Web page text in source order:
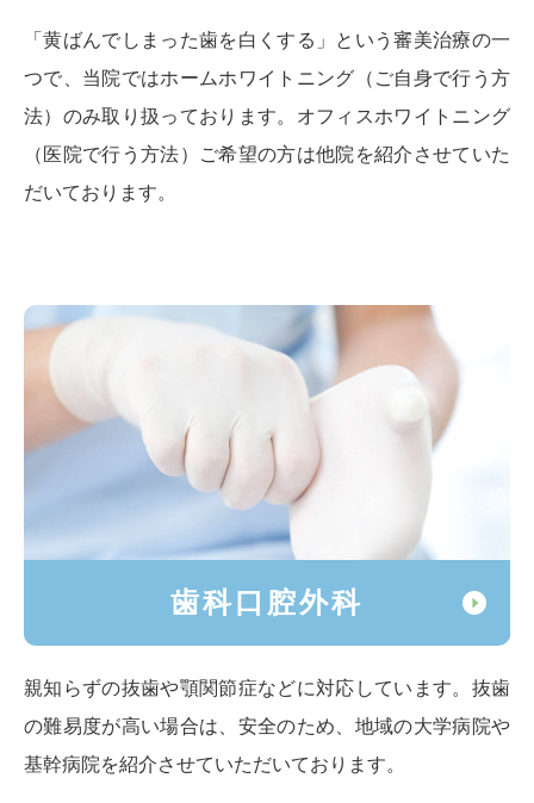
「黄ばんでしまった歯を白くする」という審美治療の一
つで、当院ではホームホワイトニング（ご自身で行う方
法）のみ取り扱っております。オフィスホワイトニング
（医院で行う方法）ご希望の方は他院を紹介させていた
だいております。
歯科口腔外科
親知らずの抜歯や顎関節症などに対応しています。抜歯
の難易度が高い場合は、安全のため、地域の大学病院や
基幹病院を紹介させていただいております。